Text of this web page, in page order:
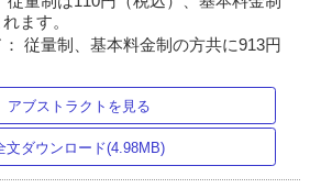
ます。
従量制、基本料金制の方共に913円
アブストラクトを見る
文ダウンロード(4.98MB)